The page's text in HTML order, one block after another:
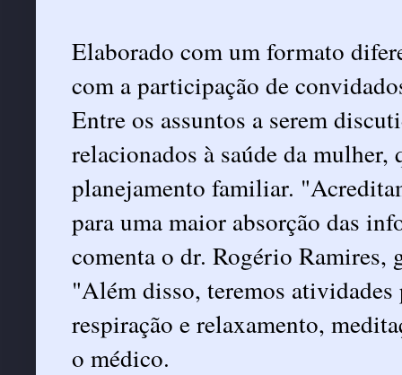
Elaborado com um formato
com a participação de
Entre os assuntos a serem
relacionados à saúde da
planejamento familiar.
para uma maior absorção das
comenta o dr. Rogério
"Além disso, teremos atividades
respiração e relaxamento,
o médico.